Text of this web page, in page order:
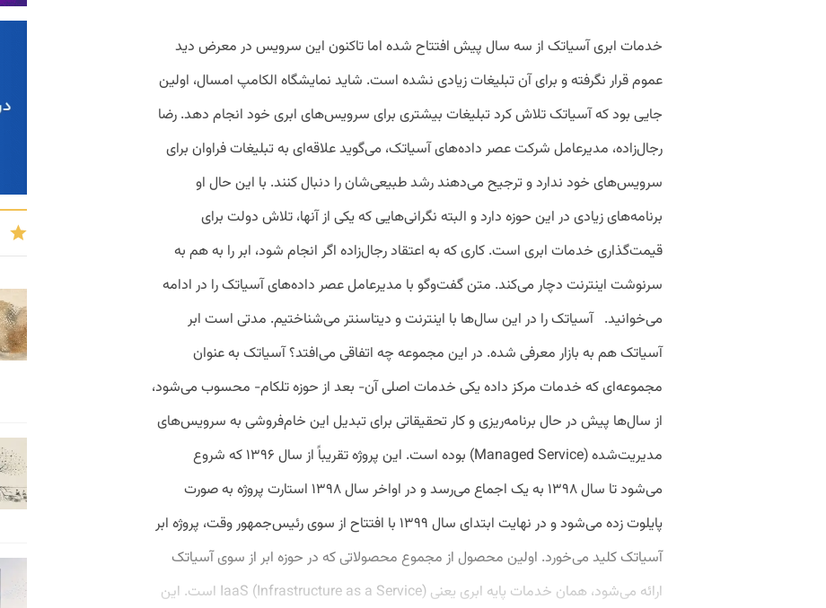
خدمات ابری آسیاتک از سه سال پیش افتتاح شده اما تاکنون این سرویس در معرض دید
عموم قرار نگرفته و برای آن تبلیغات زیادی نشده است. شاید نمایشگاه الکامپ امسال، اولین
جایی بود که آسیاتک تلاش کرد تبلیغات بیشتری برای سرویس‌های ابری خود انجام دهد. رضا
رجال‌زاده، مدیرعامل شرکت عصر داده‌های آسیاتک، می‌گوید علاقه‌ای به تبلیغات فراوان برای
سرویس‌های خود ندارد و ترجیح می‌دهند رشد طبیعی‌شان را دنبال کنند. با این حال او
برنامه‌های زیادی در این حوزه دارد و البته نگرانی‌هایی که یکی از آنها، تلاش دولت برای
قیمت‌گذاری خدمات ابری است. کاری که به اعتقاد رجال‌زاده اگر انجام شود، ابر را به هم به
سرنوشت اینترنت دچار می‌کند. متن گفت‌وگو با مدیرعامل عصر داده‌های آسیاتک را در ادامه
می‌خوانید. آسیاتک را در این سال‌ها با اینترنت و دیتاسنتر می‌شناختیم. مدتی است ابر
آسیاتک هم به بازار معرفی شده. در این مجموعه چه اتفاقی می‌افتد؟ آسیاتک به عنوان
مجموعه‌ای که خدمات مرکز داده یکی خدمات اصلی آن- بعد از حوزه تلکام- محسوب می‌شود،
از سال‌ها پیش در حال برنامه‌ریزی و کار تحقیقاتی برای تبدیل این خام‌فروشی به سرویس‌های
مدیریت‌شده (Managed Service) بوده است. این پروژه تقریباً از سال ۱۳۹۶ که شروع
می‌شود تا سال ۱۳۹۸ به یک اجماع می‌رسد و در اواخر سال ۱۳۹۸ استارت پروژه به صورت
پایلوت زده می‌شود و در نهایت ابتدای سال ۱۳۹۹ با افتتاح از سوی رئیس‌جمهور وقت، پروژه ابر
آسیاتک کلید می‌خورد. اولین محصول از مجموع محصولاتی که در حوزه ابر از سوی آسیاتک
ارائه می‌شود، همان خدمات پایه ابری یعنی IaaS (Infrastructure as a Service) است. این